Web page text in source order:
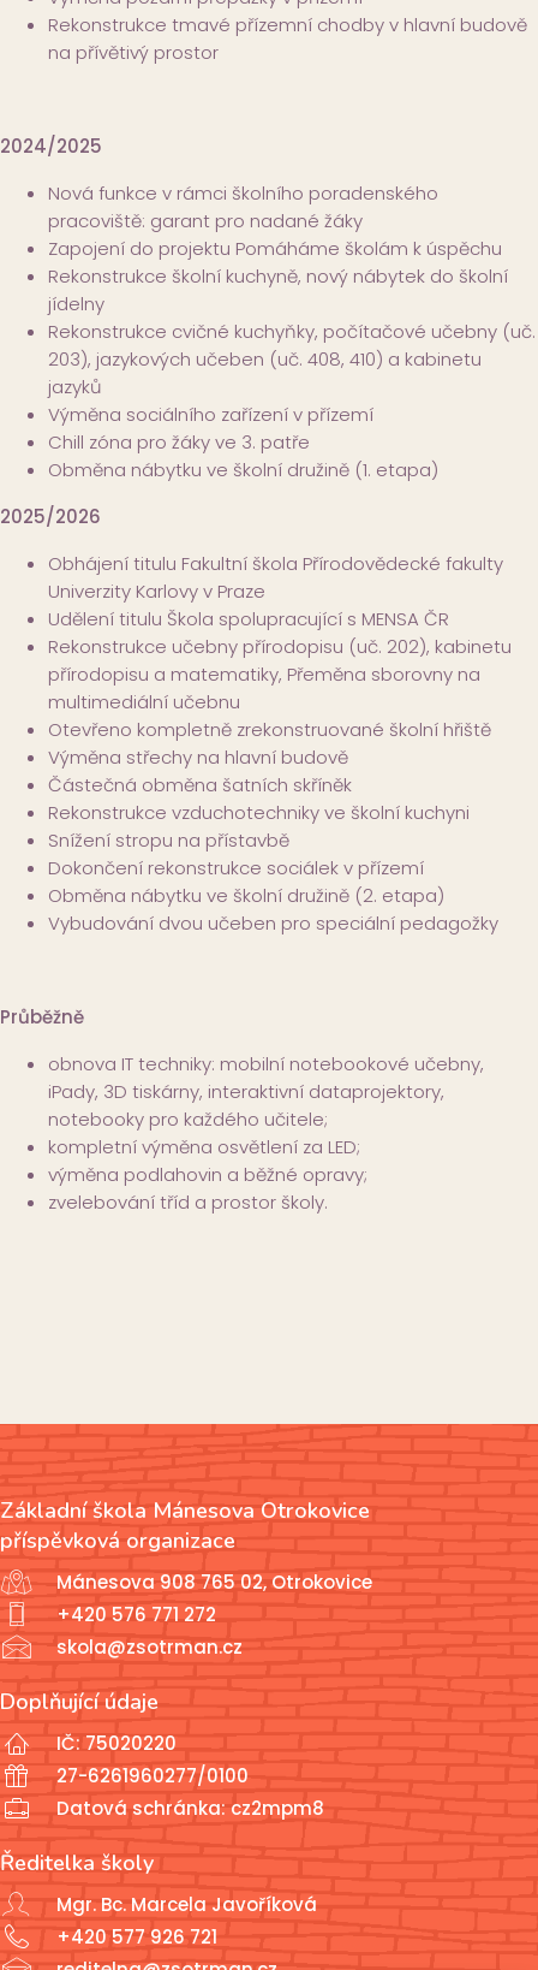
Rekonstrukce tmavé přízemní chodby v hlavní budově
na přívětivý prostor
2024/2025
Nová funkce v rámci školního poradenského
pracoviště: garant pro nadané žáky
Zapojení do projektu Pomáháme školám k úspěchu
Rekonstrukce školní kuchyně, nový nábytek do školní
jídelny
Rekonstrukce cvičné kuchyňky, počítačové učebny (uč.
203), jazykových učeben (uč. 408, 410) a kabinetu
jazyků
Výměna sociálního zařízení v přízemí
Chill zóna pro žáky ve 3. patře
Obměna nábytku ve školní družině (1. etapa)
2025/2026
Obhájení titulu Fakultní škola Přírodovědecké fakulty
Univerzity Karlovy v Praze
Udělení titulu Škola spolupracující s MENSA ČR
Rekonstrukce učebny přírodopisu (uč. 202), kabinetu
přírodopisu a matematiky, Přeměna sborovny na
multimediální učebnu
Otevřeno kompletně zrekonstruované školní hřiště
Výměna střechy na hlavní budově
Částečná obměna šatních skříněk
Rekonstrukce vzduchotechniky ve školní kuchyni
Snížení stropu na přístavbě
Dokončení rekonstrukce sociálek v přízemí
Obměna nábytku ve školní družině (2. etapa)
Vybudování dvou učeben pro speciální pedagožky
Průběžně
obnova IT techniky: mobilní notebookové učebny,
iPady, 3D tiskárny, interaktivní dataprojektory,
notebooky pro každého učitele;
kompletní výměna osvětlení za LED;
výměna podlahovin a běžné opravy;
zvelebování tříd a prostor školy.
Základní škola Mánesova Otrokovice
příspěvková organizace
Mánesova 908 765 02, Otrokovice
+420 576 771 272
skola@zsotrman.cz
Doplňující údaje
IČ: 75020220
27-6261960277/0100
Datová schránka: cz2mpm8
Ředitelka školy
Mgr. Bc. Marcela Javoříková
+420 577 926 721